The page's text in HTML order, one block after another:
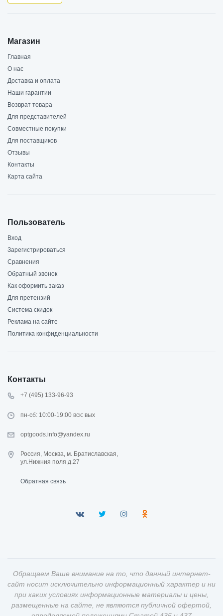
Магазин
Главная
О нас
Доставка и оплата
Наши гарантии
Возврат товара
Для представителей
Совместные покупки
Для поставщиков
Отзывы
Контакты
Карта сайта
Пользователь
Вход
Зарегистрироваться
Сравнения
Обратный звонок
Как оформить заказ
Для претензий
Система скидок
Реклама на сайте
Политика конфиденциальности
Контакты
+7 (495) 133-96-93
пн-сб: 10:00-19:00 вск: вых
optgoods.info@yandex.ru
Россия, Москва, м. Братиславская,
ул.Нижния поля д.27
Обратная связь
Обращаем Ваше внимание на то, что данный интернет-
сайт носит исключительно информационный характер и ни
при каких условиях информационные материалы и цены,
размещенные на сайте, не являются публичной офертой,